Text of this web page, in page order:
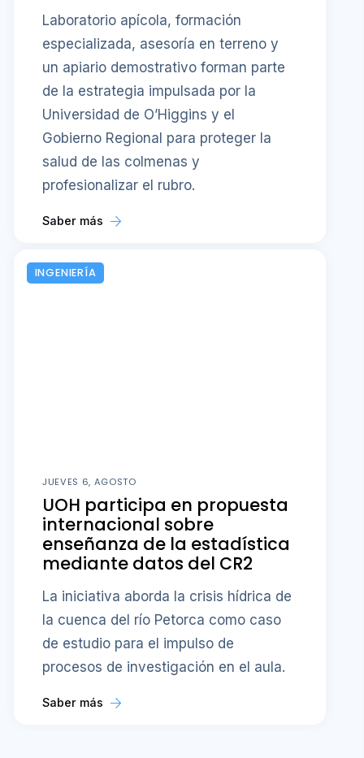
Laboratorio apícola, formación
especializada, asesoría en terreno y
un apiario demostrativo forman parte
de la estrategia impulsada por la
Universidad de O’Higgins y el
Gobierno Regional para proteger la
salud de las colmenas y
profesionalizar el rubro.
Saber más
INGENIERÍA
JUEVES 6, AGOSTO
UOH participa en propuesta
internacional sobre
enseñanza de la estadística
mediante datos del CR2
La iniciativa aborda la crisis hídrica de
la cuenca del río Petorca como caso
de estudio para el impulso de
procesos de investigación en el aula.
Saber más